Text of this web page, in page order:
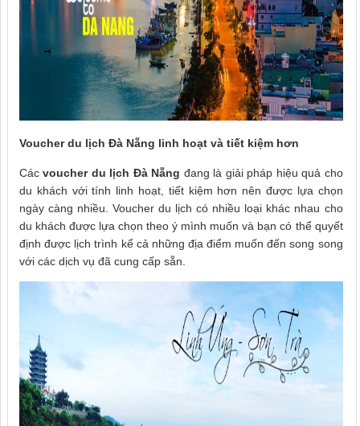
Voucher du lịch Đà Nẵng linh hoạt và tiết kiệm hơn
Cácvoucher du lịch Đà Nẵng đang là giải pháp hiệu quả cho
du khách với tính linh hoạt, tiết kiệm hơn nên được lựa chọn
ngày càng nhiều. Voucher du lịch có nhiều loại khác nhau cho
du khách được lựa chọn theo ý mình muốn và bạn có thể quyết
định được lịch trình kể cả những địa điểm muốn đến song song
với các dịch vụ đã cung cấp sẵn.